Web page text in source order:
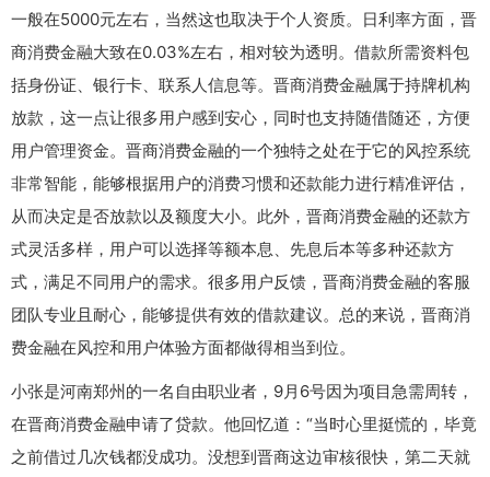
一般在5000元左右，当然这也取决于个人资质。日利率方面，晋
商消费金融大致在0.03%左右，相对较为透明。借款所需资料包
括身份证、银行卡、联系人信息等。晋商消费金融属于持牌机构
放款，这一点让很多用户感到安心，同时也支持随借随还，方便
用户管理资金。晋商消费金融的一个独特之处在于它的风控系统
非常智能，能够根据用户的消费习惯和还款能力进行精准评估，
从而决定是否放款以及额度大小。此外，晋商消费金融的还款方
式灵活多样，用户可以选择等额本息、先息后本等多种还款方
式，满足不同用户的需求。很多用户反馈，晋商消费金融的客服
团队专业且耐心，能够提供有效的借款建议。总的来说，晋商消
费金融在风控和用户体验方面都做得相当到位。
小张是河南郑州的一名自由职业者，9月6号因为项目急需周转，
在晋商消费金融申请了贷款。他回忆道：“当时心里挺慌的，毕竟
之前借过几次钱都没成功。没想到晋商这边审核很快，第二天就